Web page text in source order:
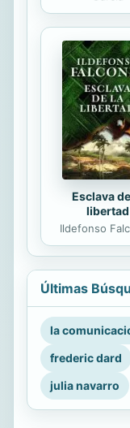
Esclava
libertad
Ildefonso
Últimas
la
frederic dard
julia navarro